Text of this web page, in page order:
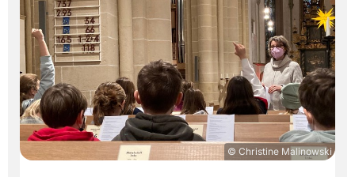
© Christine Malinowski